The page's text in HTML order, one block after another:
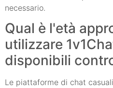
necessario.
Qual è l'età
utilizzare
disponibili
Le piattaforme di chat